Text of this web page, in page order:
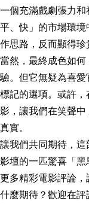
一個充滿戲劇張力和
平、快」的市場環
作思路，反而顯得珍
當然，最終成色如
驗。但它無疑為喜
標記的選項。或許
影，讓我們在笑聲
真實。
讓我們共同期待，
影壇的一匹驚喜「黑
更多精彩電影評論
什麼期待？歡迎在評